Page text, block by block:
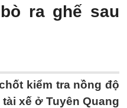
ra ghế sau
kiểm tra nồng độ
xế ở Tuyên Quang